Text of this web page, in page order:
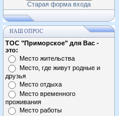
Старая форма входа
НАШ ОПРОС
ТОС "Приморское" для Вас -
это:
Место жительства
Место, где живут родные и
друзья
Место отдыха
Место временного
проживания
Место работы